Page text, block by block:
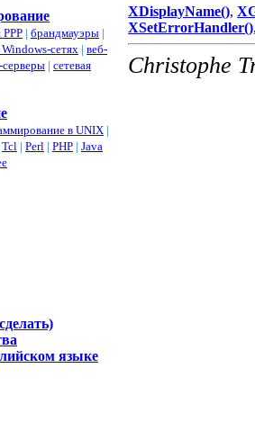
| брандмауэры |
сетях | веб-
серверы | сетевая
в UNIX |
Tcl | Perl | PHP | Java
языке
XDisplayName(),
XSetErrorHandler()
Christophe